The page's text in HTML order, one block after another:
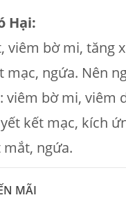
Hại:
viêm bờ mi, tăng
mạc, ngứa. Nên
viêm bờ mi, viêm
kết mạc, kích
ngứa.
MÃI